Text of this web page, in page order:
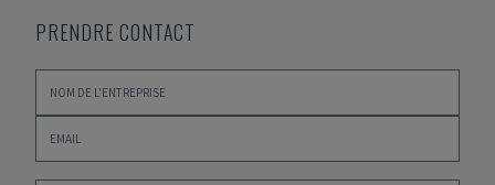
PRENDRE CONTACT